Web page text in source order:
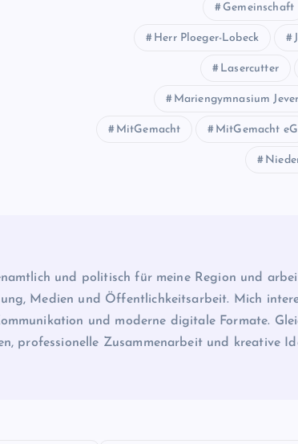
Gemeinschaft
Herr Ploeger-Lobeck
Lasercutter
Mariengymnasium Jever
MitGemacht MitGemacht eG
und politisch für meine Region und
Medien und Öffentlichkeitsarbeit. Mich
und moderne digitale Formate.
professionelle Zusammenarbeit und kreative